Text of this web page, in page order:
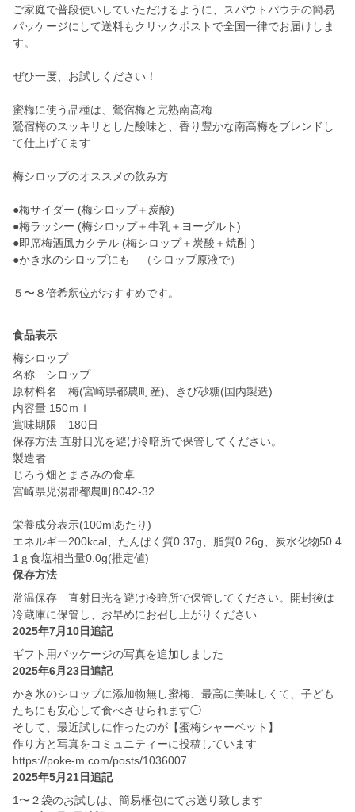
ご家庭で普段使いしていただけるように、スパウトパウチの簡易
パッケージにして送料もクリックポストで全国一律でお届けしま
す。
ぜひ一度、お試しください！
蜜梅に使う品種は、鶯宿梅と完熟南高梅
鶯宿梅のスッキリとした酸味と、香り豊かな南高梅をブレンドし
て仕上げてます
梅シロップのオススメの飲み方
●梅サイダー (梅シロップ＋炭酸)
●梅ラッシー (梅シロップ＋牛乳＋ヨーグルト)
●即席梅酒風カクテル (梅シロップ＋炭酸＋焼酎 )
●かき氷のシロップにも （シロップ原液で）
５〜８倍希釈位がおすすめです。
食品表示
梅シロップ
名称 シロップ
原材料名 梅(宮崎県都農町産)、きび砂糖(国内製造)
内容量 150ｍｌ
賞味期限 180日
保存方法 直射日光を避け冷暗所で保管してください。
製造者
じろう畑とまさみの食卓
宮崎県児湯郡都農町8042-32
栄養成分表示(100mlあたり)
エネルギー200kcal、たんぱく質0.37g、脂質0.26g、炭水化物50.4
1ｇ食塩相当量0.0g(推定値)
保存方法
常温保存 直射日光を避け冷暗所で保管してください。開封後は
冷蔵庫に保管し、お早めにお召し上がりください
2025年7月10日追記
ギフト用パッケージの写真を追加しました
2025年6月23日追記
かき氷のシロップに添加物無し蜜梅、最高に美味しくて、子ども
たちにも安心して食べさせられます◯
そして、最近試しに作ったのが【蜜梅シャーベット】
作り方と写真をコミュニティーに投稿しています
https://poke-m.com/posts/1036007
2025年5月21日追記
1〜２袋のお試しは、簡易梱包にてお送り致します